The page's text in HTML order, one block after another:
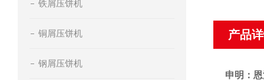
铁屑压饼机
铜屑压饼机
钢屑压饼机
产品
申明：